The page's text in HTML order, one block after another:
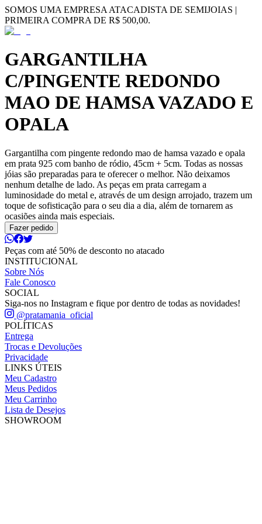
SOMOS UMA EMPRESA ATACADISTA DE SEMIJOIAS |
PRIMEIRA COMPRA DE R$ 500,00.
GARGANTILHA
C/PINGENTE REDONDO
MAO DE HAMSA VAZADO E
OPALA
Gargantilha com pingente redondo mao de hamsa vazado e opala
em prata 925 com banho de ródio, 45cm + 5cm. Todas as nossas
jóias são preparadas para te oferecer o melhor. Não deixamos
nenhum detalhe de lado. As peças em prata carregam a
luminosidade do metal e, através de um design arrojado, trazem um
toque de sofisticação para o seu dia a dia, além de tornarem as
ocasiões ainda mais especiais.
Fazer pedido
Peças com até 50% de desconto no atacado
INSTITUCIONAL
Sobre Nós
Fale Conosco
SOCIAL
Siga-nos no Instagram e fique por dentro de todas as novidades!
@pratamania_oficial
POLÍTICAS
Entrega
Trocas e Devoluções
Privacidade
LINKS ÚTEIS
Meu Cadastro
Meus Pedidos
Meu Carrinho
Lista de Desejos
SHOWROOM